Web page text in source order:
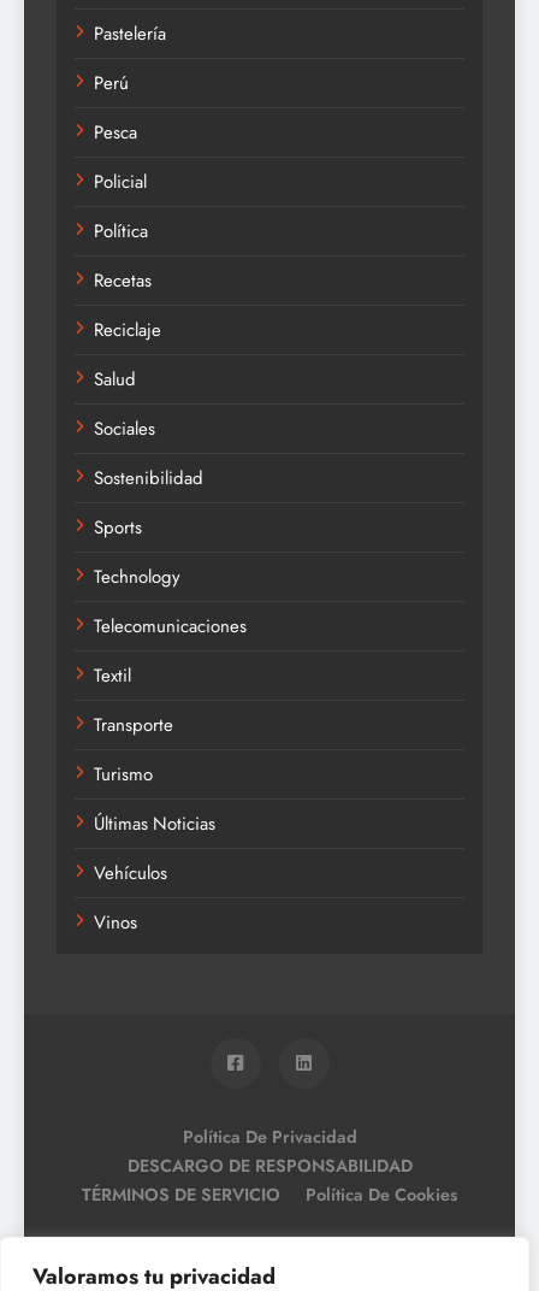
Valoramos tu privacidad
Pastelería
Perú
Pesca
Policial
Política
Recetas
Reciclaje
Salud
Sociales
Sostenibilidad
Sports
Technology
Telecomunicaciones
Textil
Transporte
Turismo
Últimas Noticias
Vehículos
Vinos
Política De Privacidad
DESCARGO DE RESPONSABILIDAD
TÉRMINOS DE SERVICIO
Política De Cookies